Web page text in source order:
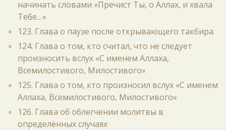
начинать словами «Пречист Ты, о Аллах, и хвала
Тебе…»
123. Глава о паузе после открывающего такбира
124. Глава о том, кто считал, что не следует
произносить вслух «С именем Аллаха,
Всемилостивого, Милостивого»
125. Глава о том, кто произносил вслух «С именем
Аллаха, Всемилостивого, Милостивого»
126. Глава об облегчении молитвы в
определённых случаях